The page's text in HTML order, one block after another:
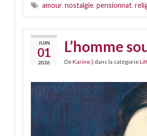
amour, nostalgie, pensionnat,
JUIN
01
2026
L’homme
DeKarine:) dans la catégorie